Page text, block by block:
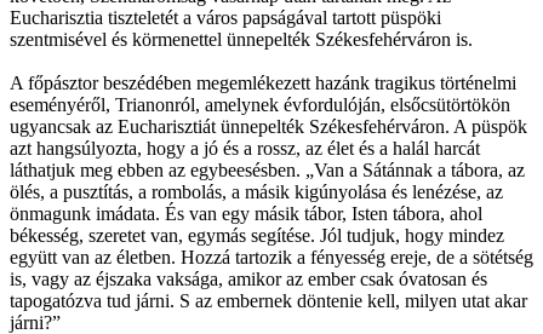
Eucharisztia tiszteletét a város papságával tartott püspöki
szentmisével és körmenettel ünnepelték Székesfehérváron is.
A főpásztor beszédében megemlékezett hazánk tragikus történelmi
eseményéről, Trianonról, amelynek évfordulóján, elsőcsütörtökön
ugyancsak az Eucharisztiát ünnepelték Székesfehérváron. A püspök
azt hangsúlyozta, hogy a jó és a rossz, az élet és a halál harcát
láthatjuk meg ebben az egybeesésben. „Van a Sátánnak a tábora, az
ölés, a pusztítás, a rombolás, a másik kigúnyolása és lenézése, az
önmagunk imádata. És van egy másik tábor, Isten tábora, ahol
békesség, szeretet van, egymás segítése. Jól tudjuk, hogy mindez
együtt van az életben. Hozzá tartozik a fényesség ereje, de a sötétség
is, vagy az éjszaka vaksága, amikor az ember csak óvatosan és
tapogatózva tud járni. S az embernek döntenie kell, milyen utat akar
járni?”